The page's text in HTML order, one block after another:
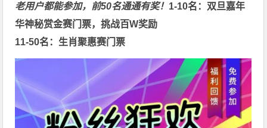
老用户都能参加，前50名通通有奖！ 1-10名：双旦嘉年
华神秘赏金赛门票，挑战百W奖励
11-50名：生肖聚惠赛门票